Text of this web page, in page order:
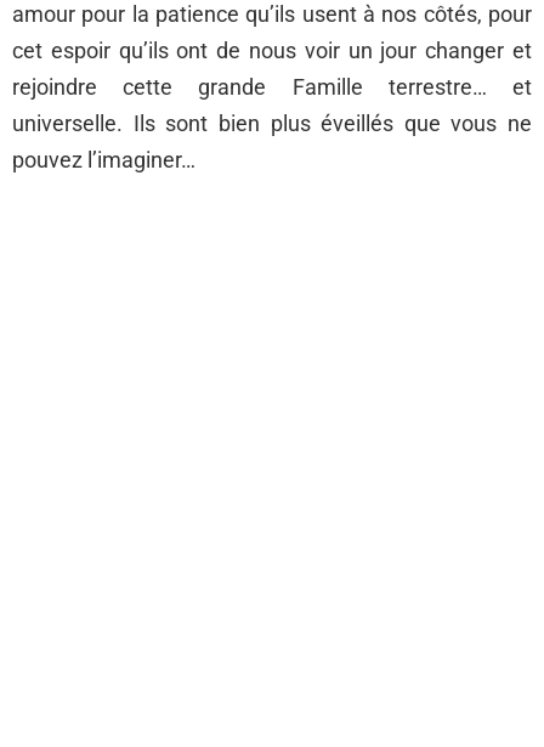
amour pour la patience qu’ils usent à nos côtés, pour
cet espoir qu’ils ont de nous voir un jour changer et
rejoindre cette grande Famille terrestre… et
universelle. Ils sont bien plus éveillés que vous ne
pouvez l’imaginer…